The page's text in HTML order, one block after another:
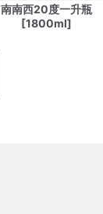
南南西20度一升瓶
[1800ml]